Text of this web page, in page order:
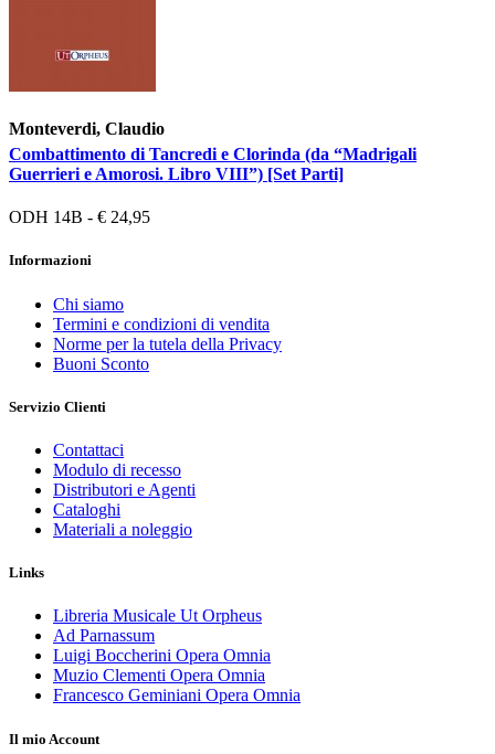
Monteverdi, Claudio
Combattimento di Tancredi e Clorinda (da “Madrigali
Guerrieri e Amorosi. Libro VIII”) [Set Parti]
ODH 14B - € 24,95
Informazioni
Chi siamo
Termini e condizioni di vendita
Norme per la tutela della Privacy
Buoni Sconto
Servizio Clienti
Contattaci
Modulo di recesso
Distributori e Agenti
Cataloghi
Materiali a noleggio
Links
Libreria Musicale Ut Orpheus
Ad Parnassum
Luigi Boccherini Opera Omnia
Muzio Clementi Opera Omnia
Francesco Geminiani Opera Omnia
Il mio Account